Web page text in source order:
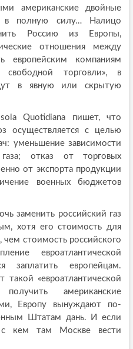
американские двойные
в полную силу… Налицо
Россию из Европы,
отношения между
европейским компаниям
свободной торговли», в
в явную или скрытую
Quotidiana пишет, что
осуществляется с целью
уменьшение зависимости
отказ от торговых
от экспорта продукции
военных бюджетов
заменить российский газ
хотя его стоимость для
стоимость российского
евроатлантической
заплатить европейцам.
такой «евроатлантической
американские
Европу вынуждают по-
Штатам дань. И если
кем там Москве вести